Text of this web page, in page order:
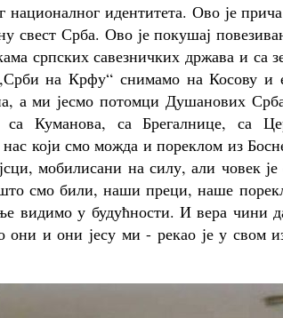
националног идентитета. Ово је
свест Срба. Ово је покушај
српских савезничких држава и са
на Крфу“ снимамо на Косову и
а ми јесмо потомци Душанових
Куманова, са Брегалнице, са
који смо можда и пореклом из
мобилисани на силу, али човек
смо били, наши преци, наше
видимо у будућности. И вера чини
и они јесу ми - рекао је у свом